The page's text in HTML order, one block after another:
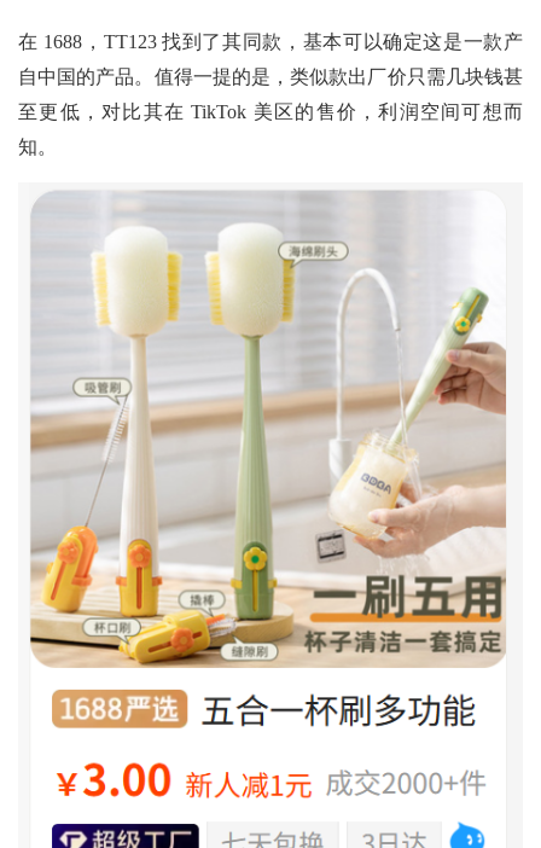
在 1688，TT123 找到了其同款，基本可以确定这是一款产
自中国的产品。值得一提的是，类似款出厂价只需几块钱甚
至更低，对比其在 TikTok 美区的售价，利润空间可想而
知。